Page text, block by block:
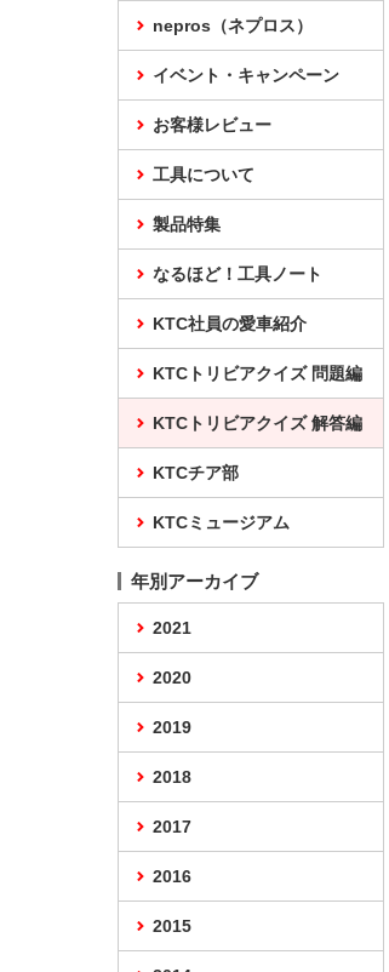
nepros（ネプロス）
イベント・キャンペーン
お客様レビュー
工具について
製品特集
なるほど！工具ノート
KTC社員の愛車紹介
KTCトリビアクイズ 問題編
KTCトリビアクイズ 解答編
KTCチア部
KTCミュージアム
年別アーカイブ
2021
2020
2019
2018
2017
2016
2015